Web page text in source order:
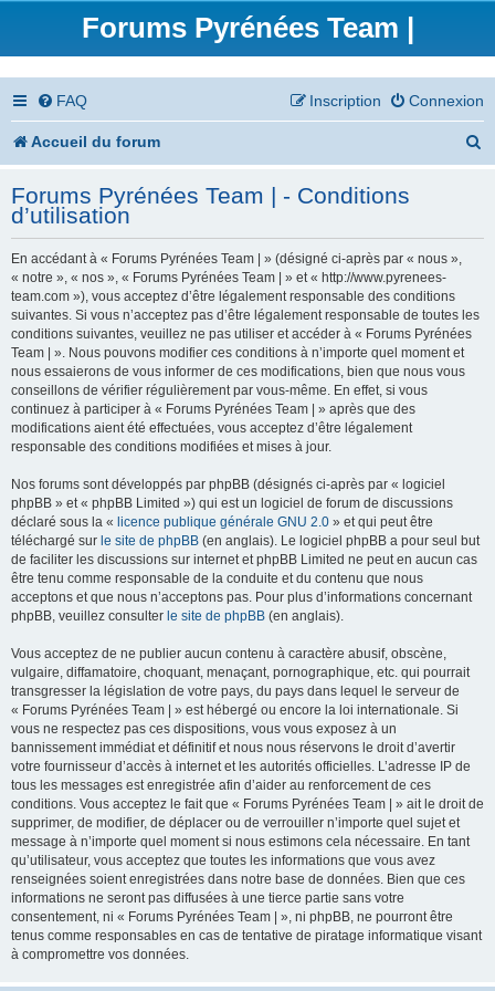
Forums Pyrénées Team |
FAQ Connexion
Inscription
Accueil du forum
h
Forums Pyrénées Team | - Conditions
d’utilisation
En accédant à « Forums Pyrénées Team | » (désigné ci-après par « nous »,
« notre », « nos », « Forums Pyrénées Team | » et « http://www.pyrenees-
team.com »), vous acceptez d’être légalement responsable des conditions
suivantes. Si vous n’acceptez pas d’être légalement responsable de toutes les
conditions suivantes, veuillez ne pas utiliser et accéder à « Forums Pyrénées
Team | ». Nous pouvons modifier ces conditions à n’importe quel moment et
nous essaierons de vous informer de ces modifications, bien que nous vous
conseillons de vérifier régulièrement par vous-même. En effet, si vous
continuez à participer à « Forums Pyrénées Team | » après que des
modifications aient été effectuées, vous acceptez d’être légalement
responsable des conditions modifiées et mises à jour.
Nos forums sont développés par phpBB (désignés ci-après par « logiciel
phpBB » et « phpBB Limited ») qui est un logiciel de forum de discussions
déclaré sous la « licence publique générale GNU 2.0 » et qui peut être
téléchargé sur le site de phpBB (en anglais). Le logiciel phpBB a pour seul but
de faciliter les discussions sur internet et phpBB Limited ne peut en aucun cas
être tenu comme responsable de la conduite et du contenu que nous
acceptons et que nous n’acceptons pas. Pour plus d’informations concernant
phpBB, veuillez consulter le site de phpBB (en anglais).
Vous acceptez de ne publier aucun contenu à caractère abusif, obscène,
vulgaire, diffamatoire, choquant, menaçant, pornographique, etc. qui pourrait
transgresser la législation de votre pays, du pays dans lequel le serveur de
« Forums Pyrénées Team | » est hébergé ou encore la loi internationale. Si
vous ne respectez pas ces dispositions, vous vous exposez à un
bannissement immédiat et définitif et nous nous réservons le droit d’avertir
votre fournisseur d’accès à internet et les autorités officielles. L’adresse IP de
tous les messages est enregistrée afin d’aider au renforcement de ces
conditions. Vous acceptez le fait que « Forums Pyrénées Team | » ait le droit de
supprimer, de modifier, de déplacer ou de verrouiller n’importe quel sujet et
message à n’importe quel moment si nous estimons cela nécessaire. En tant
qu’utilisateur, vous acceptez que toutes les informations que vous avez
renseignées soient enregistrées dans notre base de données. Bien que ces
informations ne seront pas diffusées à une tierce partie sans votre
consentement, ni « Forums Pyrénées Team | », ni phpBB, ne pourront être
tenus comme responsables en cas de tentative de piratage informatique visant
à compromettre vos données.